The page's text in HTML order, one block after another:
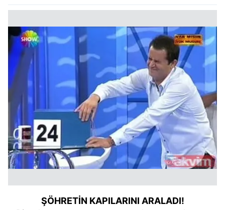
ŞÖHRETİN KAPILARINI ARALADI!